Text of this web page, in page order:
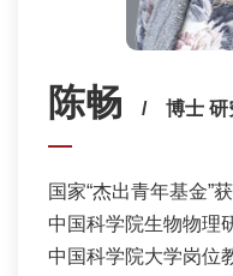
陈畅 / 博士 研
国家“杰出青年基金”
中国科学院生物物理
中国科学院大学岗位